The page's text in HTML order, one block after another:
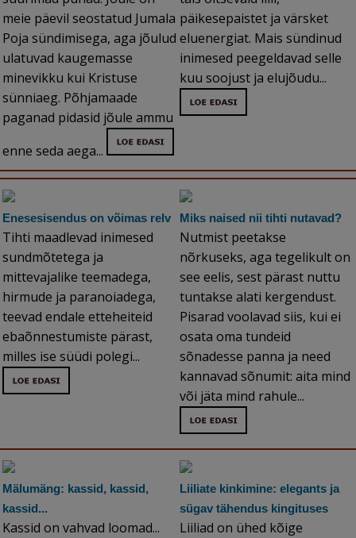
meie päevil seostatud Jumala
Poja sündimisega, aga jõulud
ulatuvad kaugemasse
minevikku kui Kristuse
sünniaeg. Põhjamaade
paganad pidasid jõule ammu
enne seda aega...
päikesepaistet ja värsket
eluenergiat. Mais sündinud
inimesed peegeldavad selle
kuu soojust ja elujõudu...
Enesesisendus on võimas relv
Tihti maadlevad inimesed
sundmõtetega ja
mittevajalike teemadega,
hirmude ja paranoiadega,
teevad endale etteheiteid
ebaõnnestumiste pärast,
milles ise süüdi polegi...
Miks naised nii tihti nutavad?
Nutmist peetakse
nõrkuseks, aga tegelikult on
see eelis, sest pärast nuttu
tuntakse alati kergendust.
Pisarad voolavad siis, kui ei
osata oma tundeid
sõnadesse panna ja need
kannavad sõnumit: aita mind
või jäta mind rahule...
Mälumäng: kassid, kassid,
kassid...
Kassid on vahvad loomad...
Liiliate kinkimine: elegants ja
sügav tähendus kingituses
Liiliad on ühed kõige